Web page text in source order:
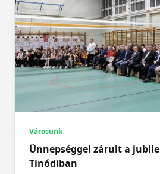
Városunk
Ünnepséggel zárult a
Tinódiban